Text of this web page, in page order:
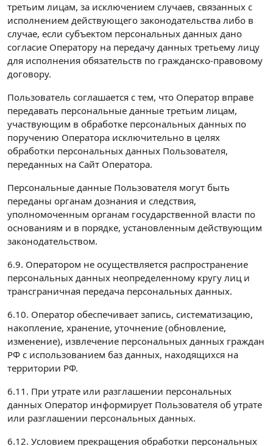
третьим лицам, за исключением случаев, связанных с
исполнением действующего законодательства либо в
случае, если субъектом персональных данных дано
согласие Оператору на передачу данных третьему лицу
для исполнения обязательств по гражданско-правовому
договору.
Пользователь соглашается с тем, что Оператор вправе
передавать персональные данные третьим лицам,
участвующим в обработке персональных данных по
поручению Оператора исключительно в целях
обработки персональных данных Пользователя,
переданных на Сайт Оператора.
Персональные данные Пользователя могут быть
переданы органам дознания и следствия,
уполномоченным органам государственной власти по
основаниям и в порядке, установленным действующим
законодательством.
6.9. Оператором не осуществляется распространение
персональных данных неопределенному кругу лиц и
трансграничная передача персональных данных.
6.10. Оператор обеспечивает запись, систематизацию,
накопление, хранение, уточнение (обновление,
изменение), извлечение персональных данных граждан
РФ с использованием баз данных, находящихся на
территории РФ.
6.11. При утрате или разглашении персональных
данных Оператор информирует Пользователя об утрате
или разглашении персональных данных.
6.12. Условием прекращения обработки персональных